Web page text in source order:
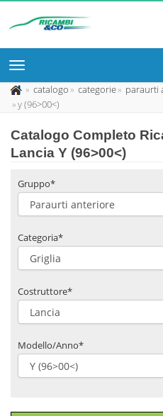
catalogo categorie paraurti
y (96>00<)
Catalogo Completo
Lancia Y (96>00<)
Gruppo*
Categoria*
Costruttore*
Modello/Anno*